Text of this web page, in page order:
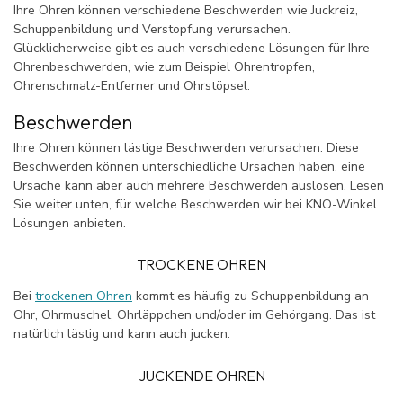
Ihre Ohren können verschiedene Beschwerden wie Juckreiz,
Schuppenbildung und Verstopfung verursachen.
Glücklicherweise gibt es auch verschiedene Lösungen für Ihre
Ohrenbeschwerden, wie zum Beispiel Ohrentropfen,
Ohrenschmalz-Entferner und Ohrstöpsel.
Beschwerden
Ihre Ohren können lästige Beschwerden verursachen. Diese
Beschwerden können unterschiedliche Ursachen haben, eine
Ursache kann aber auch mehrere Beschwerden auslösen. Lesen
Sie weiter unten, für welche Beschwerden wir bei KNO-Winkel
Lösungen anbieten.
TROCKENE OHREN
Bei trockenen Ohren kommt es häufig zu Schuppenbildung an
Ohr, Ohrmuschel, Ohrläppchen und/oder im Gehörgang. Das ist
natürlich lästig und kann auch jucken.
JUCKENDE OHREN